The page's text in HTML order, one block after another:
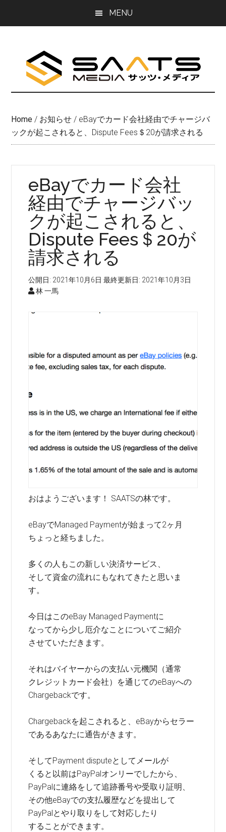
MENU
Home / お知らせ / eBayでカード会社経由でチャージバ
ックが起こされると、Dispute Fees＄20が請求される
eBayでカード会社
経由でチャージバッ
クが起こされると、
Dispute Fees＄20が
請求される
公開日: 2021年10月6日 最終更新日: 2021年10月3日
林 一馬
おはようございます！ SAATSの林です。
eBayでManaged Paymentが始まって2ヶ月
ちょっと経ちました。
多くの人もこの新しい決済サービス、
そして資金の流れにもなれてきたと思いま
す。
今日はこのeBay Managed Paymentに
なってから少し厄介なことについてご紹介
させていただきます。
それはバイヤーからの支払い元機関（通常
クレジットカード会社）を通じてのeBayへの
Chargebackです。
Chargebackを起こされると、eBayからセラー
であるあなたに通告がきます。
そしてPayment disputeとしてメールが
くると以前はPayPalオンリーでしたから、
PayPalに連絡をして追跡番号や受取り証明、
その他eBayでの支払履歴などを提出して
PayPalとやり取りをして対応したり
することができます。